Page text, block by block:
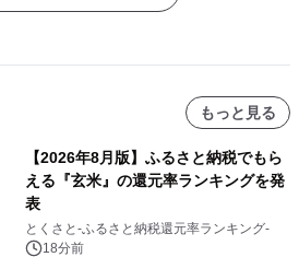
もっと見る
【2026年8月版】ふるさと納税でもら
える『玄米』の還元率ランキングを発
表
とくさと-ふるさと納税還元率ランキング-
18分前